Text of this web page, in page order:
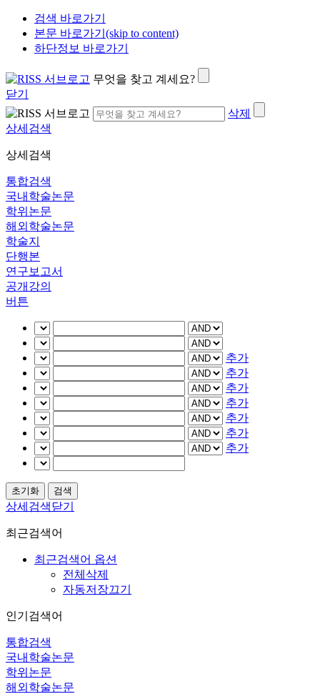
검색 바로가기
본문 바로가기(skip to content)
하단정보 바로가기
무엇을 찾고 계세요?
닫기
삭제
상세검색
상세검색
통합검색
국내학술논문
학위논문
해외학술논문
학술지
단행본
연구보고서
공개강의
버튼
추가
추가
추가
추가
추가
추가
추가
상세검색닫기
최근검색어
최근검색어 옵션
전체삭제
자동저장끄기
인기검색어
통합검색
국내학술논문
학위논문
해외학술논문